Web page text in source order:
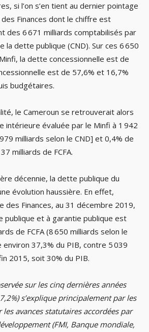
si l’on s’en tient au dernier pointage
Finances dont le chiffre est
des 6 671 milliards comptabilisés par
la dette publique (CND). Sur ces 6 650
la dette concessionnelle est de
est de 57,6% et 16,7%
budgétaires.
le Cameroun se retrouverait alors
intérieure évaluée par le Minfi à 1 942
milliards selon le CND] et 0,4% de
milliards de FCFA.
décennie, la dette publique du
évolution haussière. En effet,
des Finances, au 31 décembre 2019,
publique et à garantie publique est
de FCFA (8 650 milliards selon le
37,3% du PIB, contre 5 039
2015, soit 30% du PIB.
sur les cinq dernières années
s’explique principalement par les
avances statutaires accordées par
(FMI, Banque mondiale,